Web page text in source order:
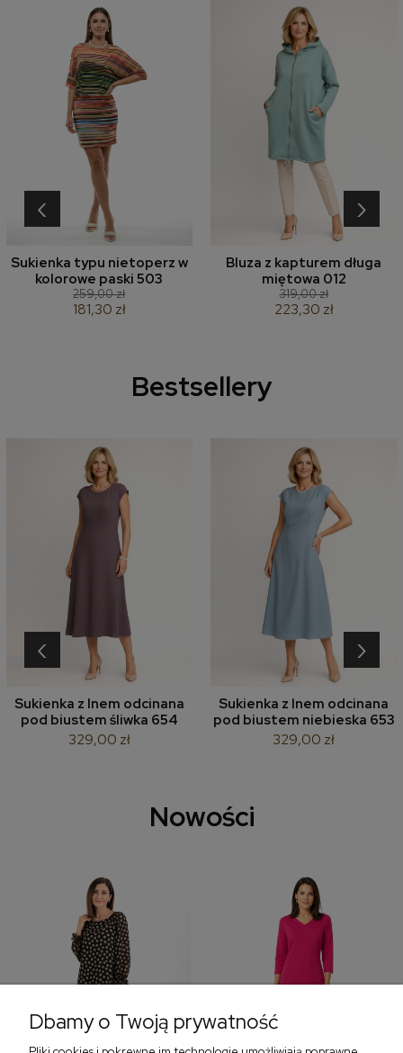
Sukienka typu nietoperz w
kolorowe paski 503
259,00 zł
181,30 zł
Bluza z kapturem długa
miętowa 012
319,00 zł
223,30 zł
‹ ›
Bestsellery
Sukienka z lnem odcinana
pod biustem śliwka 654
329,00 zł
Sukienka z lnem odcinana
pod biustem niebieska 653
329,00 zł
‹ ›
Nowości
Dbamy o Twoją prywatność